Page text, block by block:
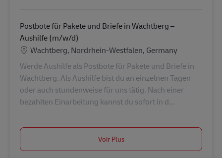
Postbote für Pakete und Briefe in Wachtberg –
Aushilfe (m/w/d)
LieuWachtberg, Nordrhein-Westfalen, Germany
Werde Aushilfe als Postbote für Pakete und Briefe in
Wachtberg. Als Aushilfe bist du an einzelnen Tagen
oder auch stundenweise für uns tätig. Nach einer
bezahlten Einarbeitung kannst du sofort in d...
Voir Plus